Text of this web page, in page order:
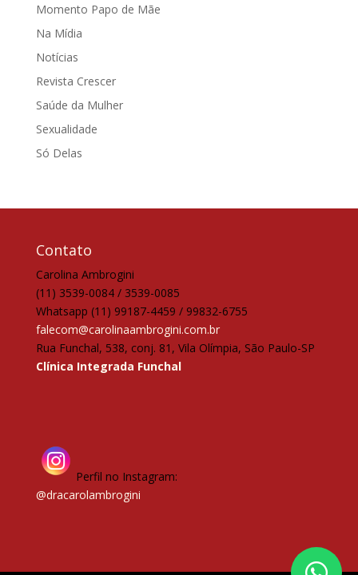
Momento Papo de Mãe
Na Mídia
Notícias
Revista Crescer
Saúde da Mulher
Sexualidade
Só Delas
Contato
Carolina Ambrogini
(11) 3539-0084 / 3539-0085
Whatsapp (11) 99187-4459 / 99832-6755
falecom@carolinaambrogini.com.br
Rua Funchal, 538, conj. 81, Vila Olímpia, São Paulo-SP
Clínica Integrada Funchal
Perfil no Instagram:
@dracarolambrogini